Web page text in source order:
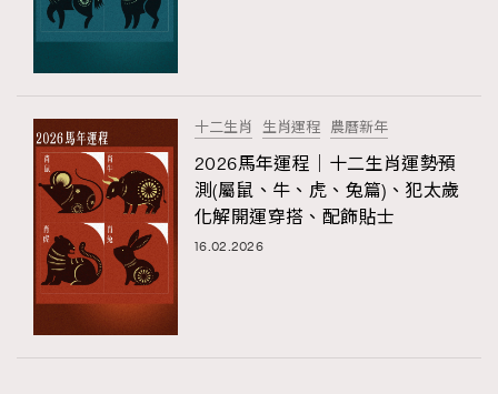
FigaroHub
FigaroIcon
FigaroInsight 156
FigaroIssue 271
FigaroJewellery
FigaroMasterclass 20
法國五月French May專訪四位香港文藝代表
十二生肖 生肖運程 農曆新年
2026馬年運程｜十二生肖運勢預
測(屬鼠、牛、虎、兔篇)、犯太歲
化解開運穿搭、配飾貼士
16.02.2026